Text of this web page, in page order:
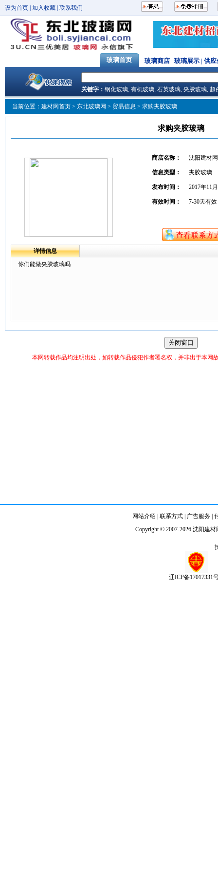
设为首页 加入收藏 联系我们
玻璃首页 玻璃商店| 玻璃展示| 供应
关键字： 钢化玻璃, 有机玻璃, 石英玻璃, 夹胶玻璃, 超
当前位置： 建材网首页 > 东北玻璃网 > 贸易信息 > 求购夹胶玻璃
求购夹胶玻璃
商店名称： 沈阳建材
信息类型： 夹胶玻璃
发布时间： 2017年11
有效时间： 7-30天有效
详情信息
你们能做夹胶玻璃吗
本网转载作品均注明出处，如转载作品侵犯作者署名权，并非出于本网
网站介绍 联系方式| 广告服务|
Copyright © 2007-2026 沈阳建材
辽ICP备17017331